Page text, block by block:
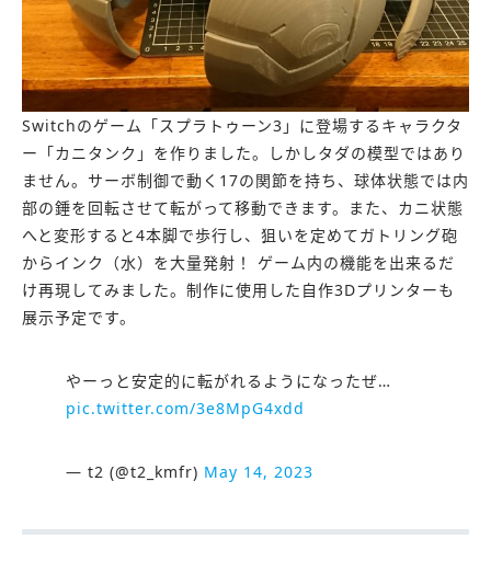
Switchのゲーム「スプラトゥーン3」に登場するキャラクタ
ー「カニタンク」を作りました。しかしタダの模型ではあり
ません。サーボ制御で動く17の関節を持ち、球体状態では内
部の錘を回転させて転がって移動できます。また、カニ状態
へと変形すると4本脚で歩行し、狙いを定めてガトリング砲
からインク（水）を大量発射！ ゲーム内の機能を出来るだ
け再現してみました。制作に使用した自作3Dプリンターも
展示予定です。
やーっと安定的に転がれるようになったぜ…
pic.twitter.com/3e8MpG4xdd
— t2 (@t2_kmfr) May 14, 2023